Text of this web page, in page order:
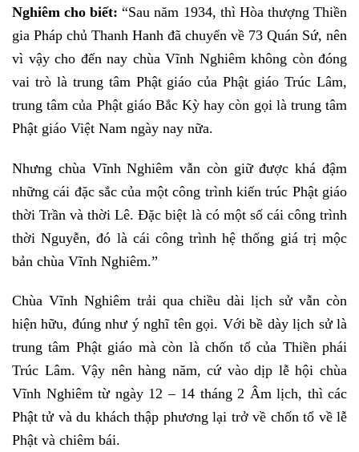
Nghiêm cho biết:“Sau năm 1934, thì Hòa thượng Thiền
gia Pháp chủ Thanh Hanh đã chuyển về 73 Quán Sứ, nên
vì vậy cho đến nay chùa Vĩnh Nghiêm không còn đóng
vai trò là trung tâm Phật giáo của Phật giáo Trúc Lâm,
trung tâm của Phật giáo Bắc Kỳ hay còn gọi là trung tâm
Phật giáo Việt Nam ngày nay nữa.
Nhưng chùa Vĩnh Nghiêm vẫn còn giữ được khá đậm
những cái đặc sắc của một công trình kiến trúc Phật giáo
thời Trần và thời Lê. Đặc biệt là có một số cái công trình
thời Nguyễn, đó là cái công trình hệ thống giá trị mộc
bản chùa Vĩnh Nghiêm.”
Chùa Vĩnh Nghiêm trải qua chiều dài lịch sử vẫn còn
hiện hữu, đúng như ý nghĩ tên gọi. Với bề dày lịch sử là
trung tâm Phật giáo mà còn là chốn tổ của Thiền phái
Trúc Lâm. Vậy nên hàng năm, cứ vào dịp lễ hội chùa
Vĩnh Nghiêm từ ngày 12 – 14 tháng 2 Âm lịch, thì các
Phật tử và du khách thập phương lại trở về chốn tổ về lễ
Phật và chiêm bái.